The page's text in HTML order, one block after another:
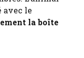
avec le
la boîte